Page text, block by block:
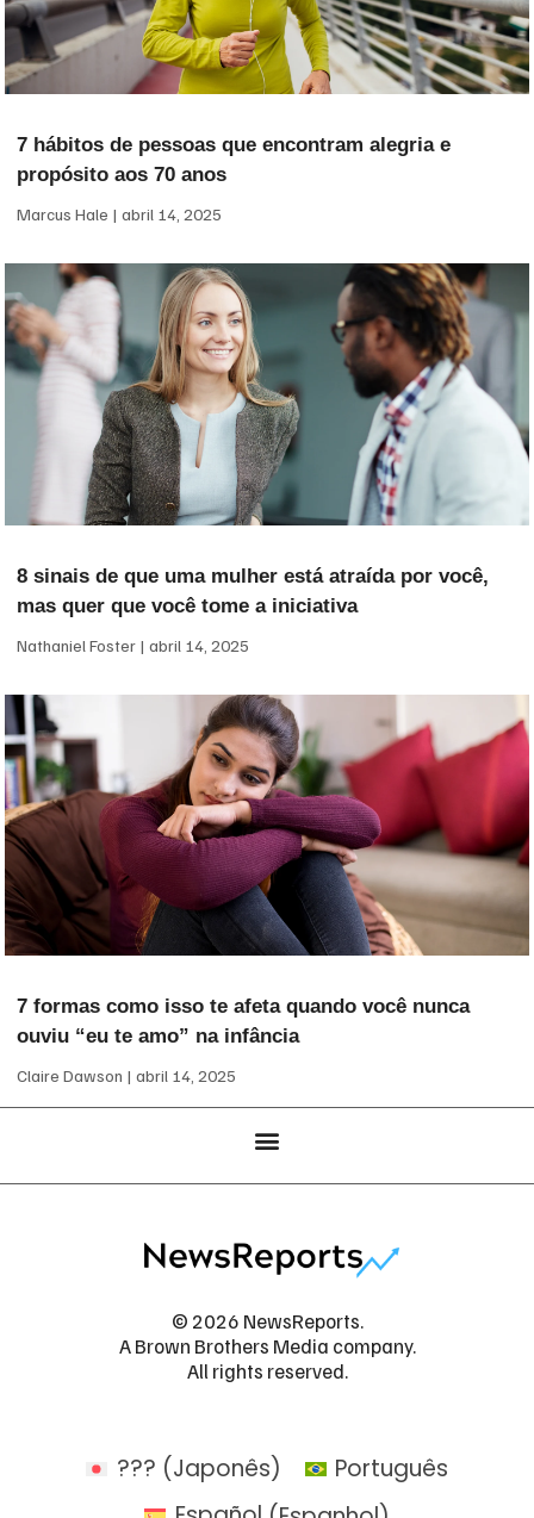
7 hábitos de pessoas que encontram alegria e
propósito aos 70 anos
Marcus Hale abril 14, 2025
8 sinais de que uma mulher está atraída por você,
mas quer que você tome a iniciativa
Nathaniel Foster abril 14, 2025
7 formas como isso te afeta quando você nunca
ouviu “eu te amo” na infância
Claire Dawson abril 14, 2025
© 2026 NewsReports.
A Brown Brothers Media company.
All rights reserved.
??? (Japonês)
Português